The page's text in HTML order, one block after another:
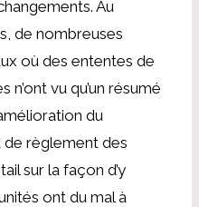
Au
de nombreuses
où des ententes de
vu qu’un résumé
du
de règlement des
sur la façon d’y
ont du mal à